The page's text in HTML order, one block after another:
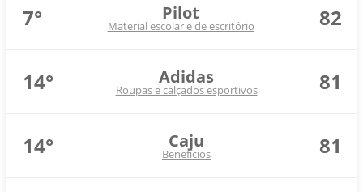
7° Pilot
Material escolar e de escritório 82
14° Adidas
Roupas e calçados esportivos 81
14° Caju
Benefícios 81